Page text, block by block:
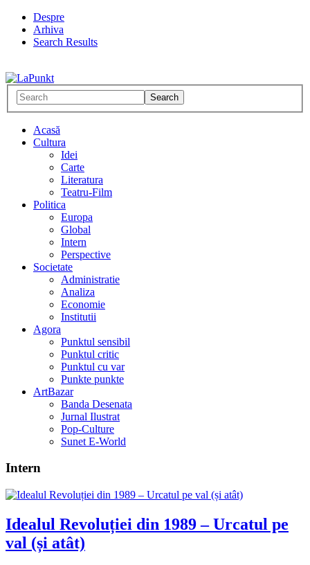
Despre
Arhiva
Search Results
Acasă
Cultura
Idei
Carte
Literatura
Teatru-Film
Politica
Europa
Global
Intern
Perspective
Societate
Administratie
Analiza
Economie
Institutii
Agora
Punktul sensibil
Punktul critic
Punktul cu var
Punkte punkte
ArtBazar
Banda Desenata
Jurnal Ilustrat
Pop-Culture
Sunet E-World
Intern
Idealul Revoluției din 1989 – Urcatul pe
val (și atât)